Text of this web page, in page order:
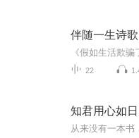
伴随一生诗
22
知君用心如日